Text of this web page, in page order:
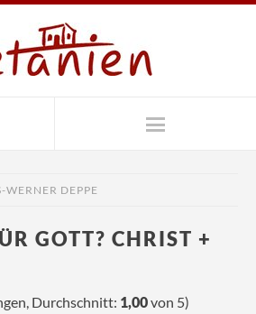
WERNER DEPPE
GOTT? CHRIST +
Durchschnitt: 1,00von 5)